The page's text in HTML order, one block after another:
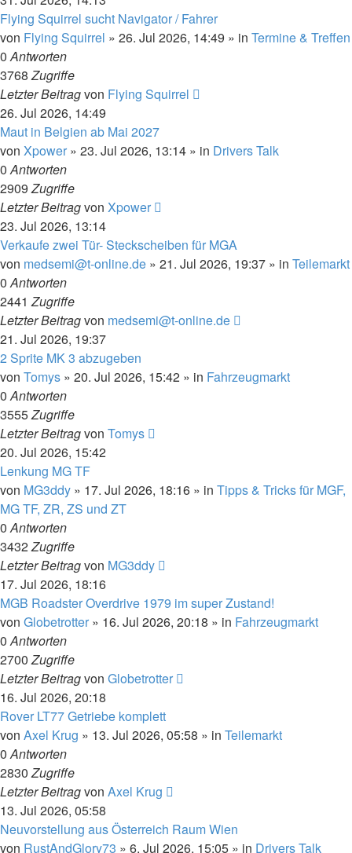
Flying Squirrel sucht Navigator / Fahrer
von Flying Squirrel » 26. Jul 2026, 14:49 » in Termine & Treffen
0Antworten
3768Zugriffe
Letzter Beitragvon Flying Squirrel
26. Jul 2026, 14:49
Maut in Belgien ab Mai 2027
von Xpower » 23. Jul 2026, 13:14 » in Drivers Talk
0Antworten
2909Zugriffe
Letzter Beitragvon Xpower
23. Jul 2026, 13:14
Verkaufe zwei Tür- Steckscheiben für MGA
von medsemi@t-online.de » 21. Jul 2026, 19:37 » in Teilemarkt
0Antworten
2441Zugriffe
Letzter Beitragvon medsemi@t-online.de
21. Jul 2026, 19:37
2 Sprite MK 3 abzugeben
von Tomys » 20. Jul 2026, 15:42 » in Fahrzeugmarkt
0Antworten
3555Zugriffe
Letzter Beitragvon Tomys
20. Jul 2026, 15:42
Lenkung MG TF
von MG3ddy » 17. Jul 2026, 18:16 » in Tipps & Tricks für MGF,
MG TF, ZR, ZS und ZT
0Antworten
3432Zugriffe
Letzter Beitragvon MG3ddy
17. Jul 2026, 18:16
MGB Roadster Overdrive 1979 im super Zustand!
von Globetrotter » 16. Jul 2026, 20:18 » in Fahrzeugmarkt
0Antworten
2700Zugriffe
Letzter Beitragvon Globetrotter
16. Jul 2026, 20:18
Rover LT77 Getriebe komplett
von Axel Krug » 13. Jul 2026, 05:58 » in Teilemarkt
0Antworten
2830Zugriffe
Letzter Beitragvon Axel Krug
13. Jul 2026, 05:58
Neuvorstellung aus Österreich Raum Wien
von RustAndGlory73 » 6. Jul 2026, 15:05 » in Drivers Talk